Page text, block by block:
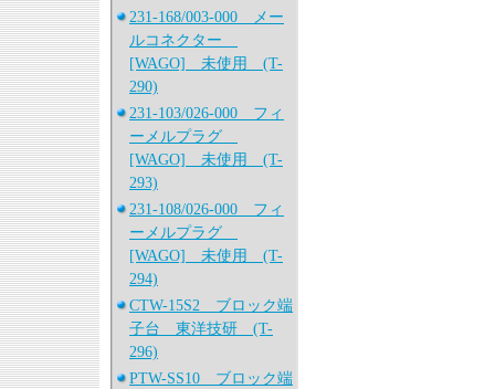
231-168/003-000 メー
ルコネクター
[WAGO] 未使用 (T-
290)
231-103/026-000 フィ
ーメルプラグ
[WAGO] 未使用 (T-
293)
231-108/026-000 フィ
ーメルプラグ
[WAGO] 未使用 (T-
294)
CTW-15S2 ブロック端
子台 東洋技研 (T-
296)
PTW-SS10 ブロック端